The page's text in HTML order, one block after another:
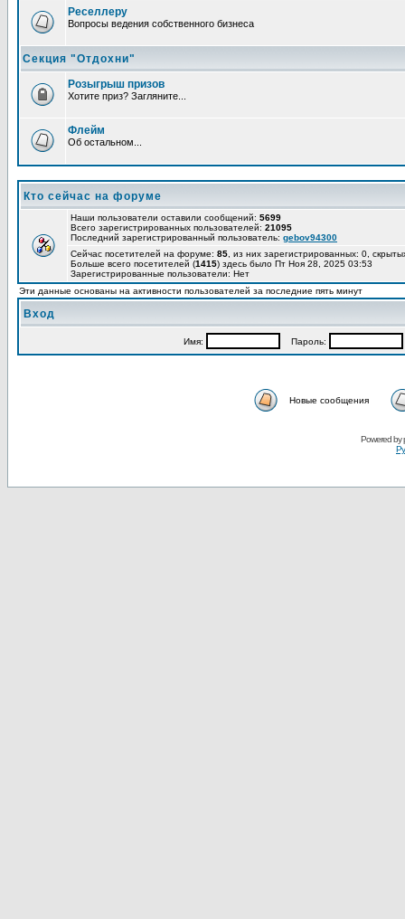
Реселлеру
Вопросы ведения собственного бизнеса
Секция "Отдохни"
Розыгрыш призов
Хотите приз? Загляните...
Флейм
Об остальном...
Кто сейчас на форуме
Наши пользователи оставили сообщений: 5699
Всего зарегистрированных пользователей: 21095
Последний зарегистрированный пользователь: gebov94300
Сейчас посетителей на форуме: 85 , из них зарегистрированных: 0,
Больше всего посетителей (1415) здесь было Пт Ноя 28, 2025 03:53
Зарегистрированные пользователи: Нет
Эти данные основаны на активности пользователей за последние пять минут
Вход
Имя: Пароль:
Новые сообщения
Powered by